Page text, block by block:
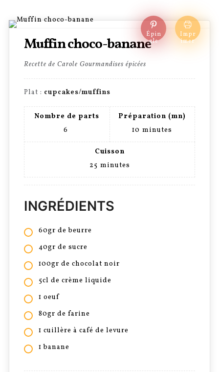
Épin
gle
Impr
imer
Muffin choco-banane
Recette de Carole Gourmandises épicées
Plat : cupcakes/muffins
Nombre de parts
6
Préparation (mn)
10 minutes
Cuisson
25 minutes
INGRÉDIENTS
60gr de beurre
40gr de sucre
100gr de chocolat noir
5cl de crème liquide
1 oeuf
80gr de farine
1 cuillère à café de levure
1 banane